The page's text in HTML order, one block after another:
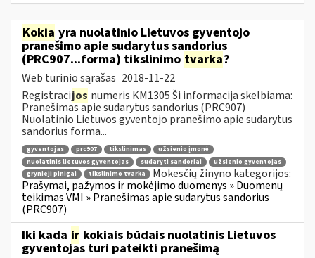
Kokia yra nuolatinio Lietuvos gyventojo
pranešimo apie sudarytus sandorius
(PRC907...forma) tikslinimo tvarka?
Web turinio sąrašas 2018-11-22
Registracijos numeris KM1305 Ši informacija skelbiama:
Pranešimas apie sudarytus sandorius (PRC907)
Nuolatinio Lietuvos gyventojo pranešimo apie sudarytus
sandorius forma...
gyventojas prc907 tikslinimas
užsienio įmonė
nuolatinis lietuvos gyventojas
sudaryti sandoriai
užsienio gyventojas
grynieji pinigai
tikslinimo tvarka
Mokesčių žinyno kategorijos:
Prašymai, pažymos ir mokėjimo duomenys » Duomenų
teikimas VMI » Pranešimas apie sudarytus sandorius
(PRC907)
Iki kada ir kokiais būdais nuolatinis Lietuvos
gyventojas turi pateikti pranešimą